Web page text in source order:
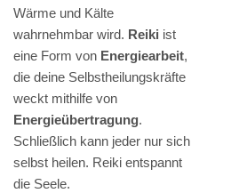
Wärme und Kälte
wahrnehmbar wird. Reiki ist
eine Form von Energiearbeit,
die deine Selbstheilungskräfte
weckt mithilfe von
Energieübertragung.
Schließlich kann jeder nur sich
selbst heilen. Reiki entspannt
die Seele.